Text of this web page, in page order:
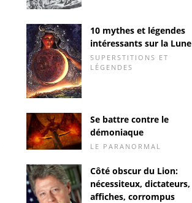
10 mythes et légendes
intéressants sur la Lune
SUPERSTITIONS ET
LÉGENDES
Se battre contre le
démoniaque
LE PARANORMAL
Côté obscur du Lion:
nécessiteux, dictateurs,
affiches, corrompus